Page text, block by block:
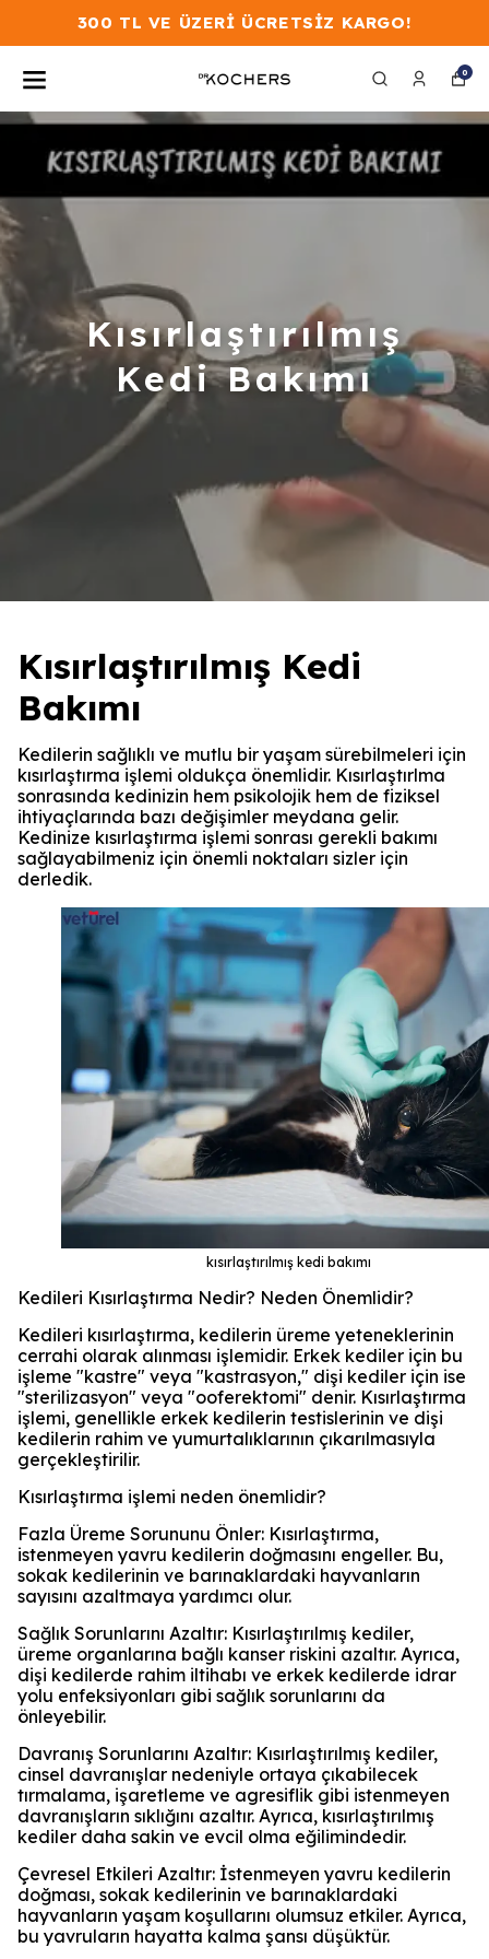
300 TL VE ÜZERİ ÜCRETSİZ KARGO!
0
Kısırlaştırılmış
Kedi Bakımı
Kısırlaştırılmış Kedi
Bakımı
Kedilerin sağlıklı ve mutlu bir yaşam sürebilmeleri için
kısırlaştırma işlemi oldukça önemlidir. Kısırlaştırlma
sonrasında kedinizin hem psikolojik hem de fiziksel
ihtiyaçlarında bazı değişimler meydana gelir.
Kedinize kısırlaştırma işlemi sonrası gerekli bakımı
sağlayabilmeniz için önemli noktaları sizler için
derledik.
kısırlaştırılmış kedi bakımı
Kedileri Kısırlaştırma Nedir? Neden Önemlidir?
Kedileri kısırlaştırma, kedilerin üreme yeteneklerinin
cerrahi olarak alınması işlemidir. Erkek kediler için bu
işleme "kastre" veya "kastrasyon," dişi kediler için ise
"sterilizasyon" veya "ooferektomi" denir. Kısırlaştırma
işlemi, genellikle erkek kedilerin testislerinin ve dişi
kedilerin rahim ve yumurtalıklarının çıkarılmasıyla
gerçekleştirilir.
Kısırlaştırma işlemi neden önemlidir?
Fazla Üreme Sorununu Önler: Kısırlaştırma,
istenmeyen yavru kedilerin doğmasını engeller. Bu,
sokak kedilerinin ve barınaklardaki hayvanların
sayısını azaltmaya yardımcı olur.
Sağlık Sorunlarını Azaltır: Kısırlaştırılmış kediler,
üreme organlarına bağlı kanser riskini azaltır. Ayrıca,
dişi kedilerde rahim iltihabı ve erkek kedilerde idrar
yolu enfeksiyonları gibi sağlık sorunlarını da
önleyebilir.
Davranış Sorunlarını Azaltır: Kısırlaştırılmış kediler,
cinsel davranışlar nedeniyle ortaya çıkabilecek
tırmalama, işaretleme ve agresiflik gibi istenmeyen
davranışların sıklığını azaltır. Ayrıca, kısırlaştırılmış
kediler daha sakin ve evcil olma eğilimindedir.
Çevresel Etkileri Azaltır: İstenmeyen yavru kedilerin
doğması, sokak kedilerinin ve barınaklardaki
hayvanların yaşam koşullarını olumsuz etkiler. Ayrıca,
bu yavruların hayatta kalma şansı düşüktür.